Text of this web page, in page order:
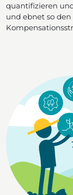
quantifizieren
und ebnet so